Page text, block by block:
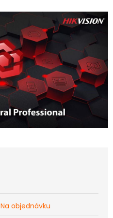
Na objednávku